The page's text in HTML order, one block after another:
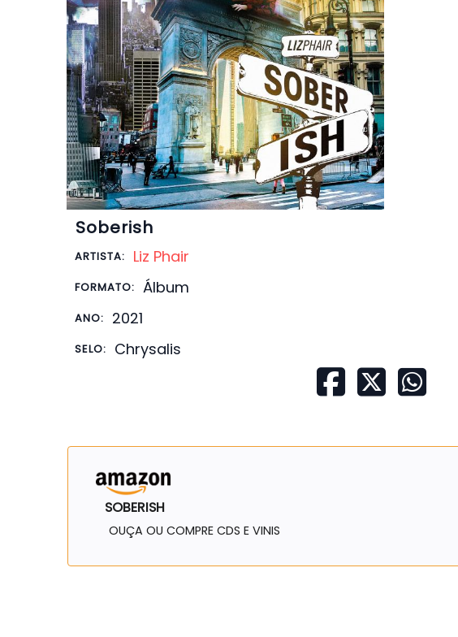
Soberish
ARTISTA: Liz Phair
FORMATO: Álbum
ANO: 2021
SELO: Chrysalis
SOBERISH
OUÇA OU COMPRE CDS E VINIS